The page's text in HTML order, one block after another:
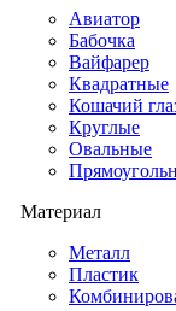
Авиатор
Бабочка
Вайфарер
Квадратные
Кошачий
Круглые
Овальные
Материал
Металл
Пластик